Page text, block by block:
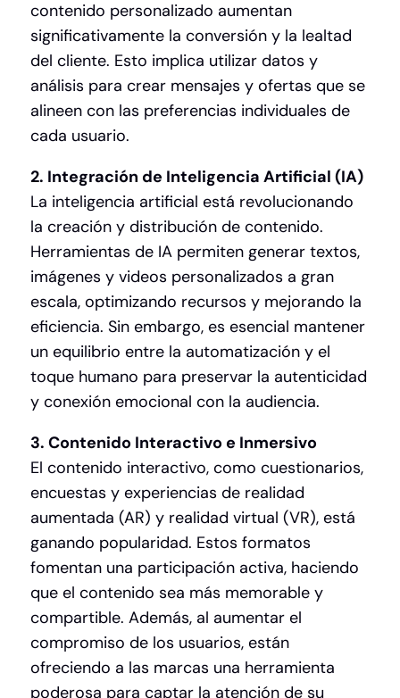
contenido personalizado aumentan
significativamente la conversión y la lealtad
del cliente. Esto implica utilizar datos y
análisis para crear mensajes y ofertas que se
alineen con las preferencias individuales de
cada usuario.
2. Integración de Inteligencia Artificial (IA)
La inteligencia artificial está revolucionando
la creación y distribución de contenido.
Herramientas de IA permiten generar textos,
imágenes y videos personalizados a gran
escala, optimizando recursos y mejorando la
eficiencia. Sin embargo, es esencial mantener
un equilibrio entre la automatización y el
toque humano para preservar la autenticidad
y conexión emocional con la audiencia.
3. Contenido Interactivo e Inmersivo
El contenido interactivo, como cuestionarios,
encuestas y experiencias de realidad
aumentada (AR) y realidad virtual (VR), está
ganando popularidad. Estos formatos
fomentan una participación activa, haciendo
que el contenido sea más memorable y
compartible. Además, al aumentar el
compromiso de los usuarios, están
ofreciendo a las marcas una herramienta
poderosa para captar la atención de su